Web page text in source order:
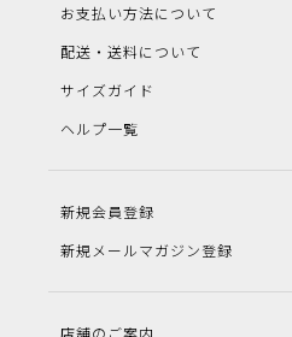
お支払い方法について
配送・送料について
サイズガイド
ヘルプ一覧
新規会員登録
新規メールマガジン登録
店舗のご案内